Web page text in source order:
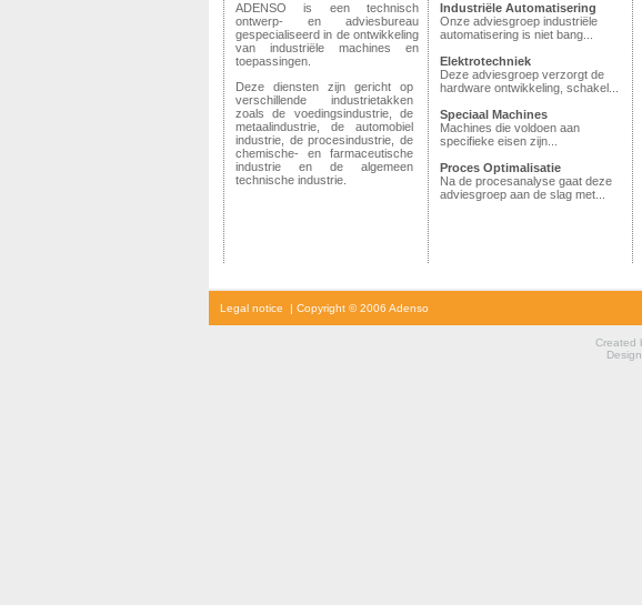
ADENSO is een technisch
ontwerp- en adviesbureau
gespecialiseerd in de ontwikkeling
van industriële machines en
toepassingen.
Deze diensten zijn gericht op
verschillende industrietakken
zoals de voedingsindustrie, de
metaalindustrie, de automobiel
industrie,
de procesindustrie, de
chemische- en farmaceutische
industrie en de algemeen
technische industrie.
Industriële Automatisering
Onze adviesgroep industriële
automatisering is niet bang...
Elektrotechniek
Deze adviesgroep verzorgt de
hardware ontwikkeling, schakel...
Speciaal Machines
Machines die voldoen aan
specifieke eisen zijn...
Proces Optimalisatie
Na de procesanalyse gaat deze
adviesgroep aan de slag met...
Legal notice | Copyright © 2006 Adenso
Created